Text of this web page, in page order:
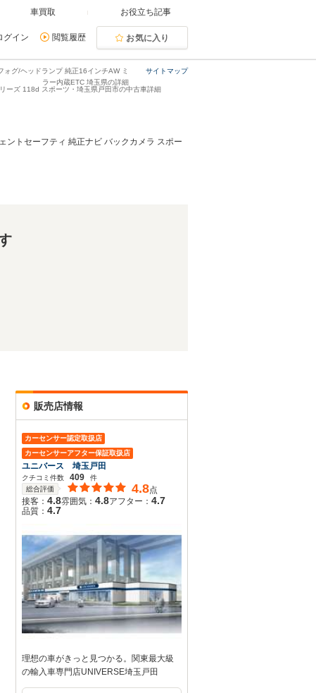
車買取 お役立ち記事
グイン 閲覧履歴 お気に入り
サイトマップ
グ/ヘッドランプ 純正16インチAW ミ
ラー内蔵ETC 埼玉県の詳細
ーズ 118d スポーツ・埼玉県戸田市の中古車詳細
トセーフティ 純正ナビ バックカメラ スポー
販売店情報
カーセンサー認定取扱店
カーセンサーアフター保証取扱店
ユニバース 埼玉戸田
クチコミ件数 409
件
総合評価
4.8点
接客： 4.8雰囲気： 4.8アフター： 4.7
品質： 4.7
理想の車がきっと見つかる。関東最大級
の輸入車専門店UNIVERSE埼玉戸田